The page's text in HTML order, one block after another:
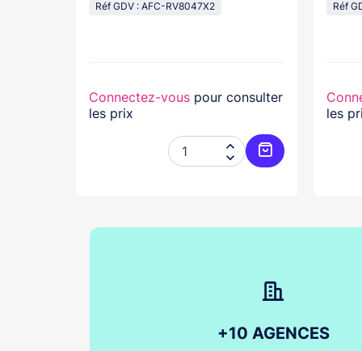
Réf GDV : AFC-RV8047X2
Connectez-vous pour consulter
les prix


Ajouter au panier
Réf
les
+10 AGENCES